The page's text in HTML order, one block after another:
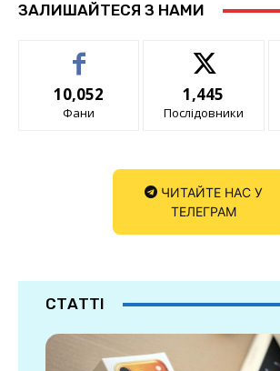
ЗАЛИШАЙТЕСЯ З НАМИ
10,052
Фани
1,445
Послідовники
ЧИТАЙТЕ НАС У
ТЕЛЕГРАМ
СТАТТІ